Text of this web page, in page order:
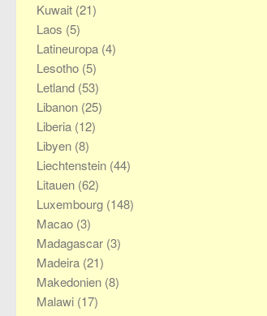
Kuwait (21)
Laos (5)
Latineuropa (4)
Lesotho (5)
Letland (53)
Libanon (25)
Liberia (12)
Libyen (8)
Liechtenstein (44)
Litauen (62)
Luxembourg (148)
Macao (3)
Madagascar (3)
Madeira (21)
Makedonien (8)
Malawi (17)